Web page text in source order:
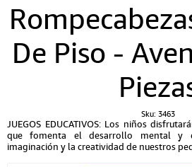
De Piso -
Sku: 3463
JUEGOS EDUCATIVOS: Los niños
que fomenta el desarrollo mental y
imaginación y la creatividad de nuestros